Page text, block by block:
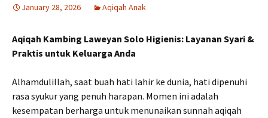
January 28, 2026 Aqiqah Anak
Aqiqah Kambing Laweyan Solo Higienis: Layanan Syari &
Praktis untuk Keluarga Anda
Alhamdulillah, saat buah hati lahir ke dunia, hati dipenuhi
rasa syukur yang penuh harapan. Momen ini adalah
kesempatan berharga untuk menunaikan sunnah aqiqah